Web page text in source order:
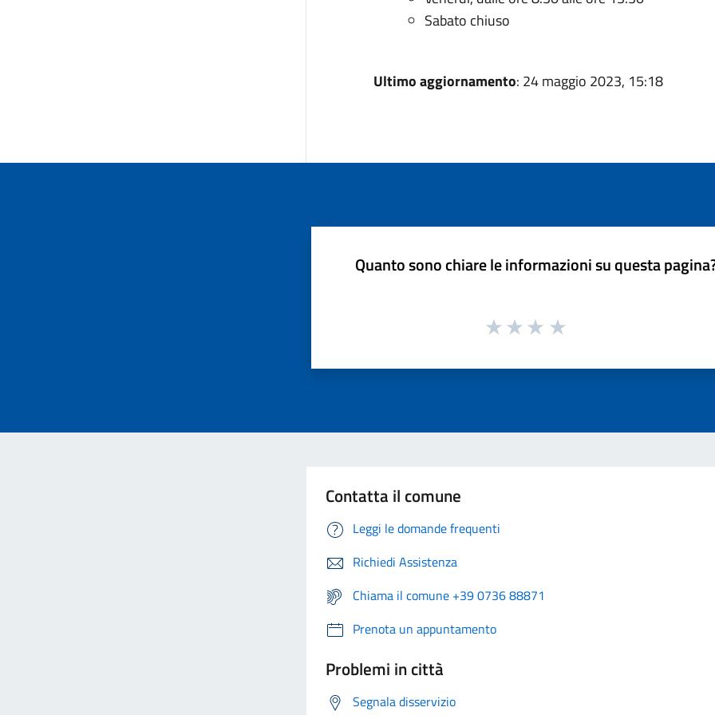
Sabato chiuso
Ultimo aggiornamento: 24 maggio 2023, 15:18
Quanto sono chiare le informazioni su questa
Contatta il comune
Leggi le domande frequenti
Richiedi Assistenza
Chiama il comune +39 0736 88871
Prenota un appuntamento
Problemi in città
Segnala disservizio